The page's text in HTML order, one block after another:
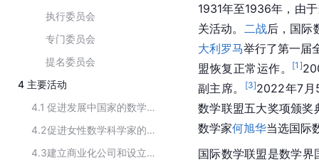
执行委员会
专门委员会
提名委员会
4 主要活动
4.1
促进发展中国家的数学研究活动
4.2
促进女性数学科学家的职业发展
4.3
建立商业化公司和设立研究基金会促进数学科学活动
1931年至1936年，由
关活动。
二战后，国际
大利罗马举行了第一届
盟恢复正常运作。
[1 ]
副主席。
[3]2022年7月
数学联盟五大奖项颁奖
数学家何旭华当选国际
国际数学联盟是数学